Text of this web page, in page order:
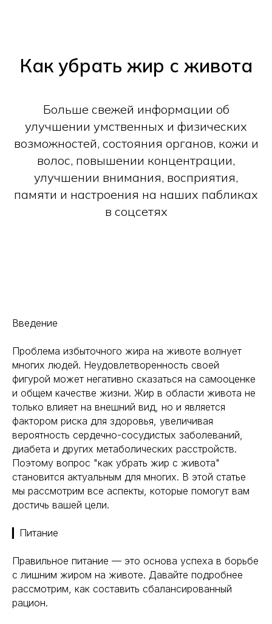
Как убрать жир с живота
Больше свежей информации об
улучшении умственных и физических
возможностей, состояния органов, кожи и
волос, повышении концентрации,
улучшении внимания, восприятия,
памяти и настроения на наших пабликах
в соцсетях
Введение
Проблема избыточного жира на животе волнует
многих людей. Неудовлетворенность своей
фигурой может негативно сказаться на самооценке
и общем качестве жизни. Жир в области живота не
только влияет на внешний вид, но и является
фактором риска для здоровья, увеличивая
вероятность сердечно-сосудистых заболеваний,
диабета и других метаболических расстройств.
Поэтому вопрос "как убрать жир с живота"
становится актуальным для многих. В этой статье
мы рассмотрим все аспекты, которые помогут вам
достичь вашей цели.
▎Питание
Правильное питание — это основа успеха в борьбе
с лишним жиром на животе. Давайте подробнее
рассмотрим, как составить сбалансированный
рацион.